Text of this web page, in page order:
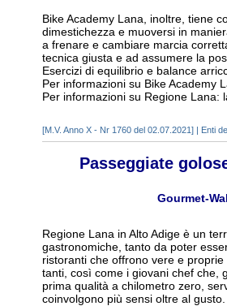
Bike Academy Lana, inoltre, tiene
dimestichezza e muoversi in
a frenare e cambiare marcia
tecnica giusta e ad assumere la
Esercizi di equilibrio e balance
Per informazioni su Bike Academy
Per informazioni su Regione Lana:
[M.V. Anno X - Nr 1760 del 02.07.2021] | Enti
Passeggiate
Gourmet-
Regione Lana in Alto Adige è un
gastronomiche, tanto da poter
ristoranti che offrono vere e
tanti, così come i giovani chef che,
prima qualità a chilometro zero,
coinvolgono più sensi oltre al gusto.